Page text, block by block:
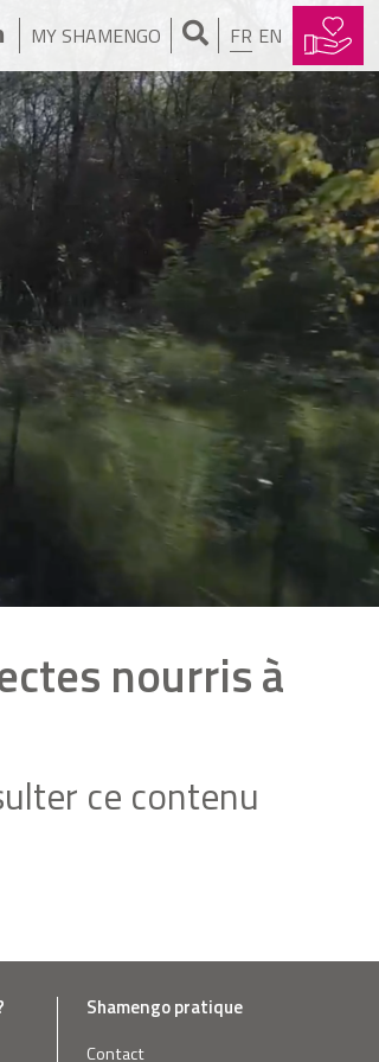
MY SHAMENGO FR EN
nourris à
ce contenu
Shamengo pratique
Contact